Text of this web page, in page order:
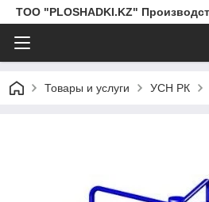
ТОО "PLOSHADKI.KZ"
Товары и услуги УСН РК